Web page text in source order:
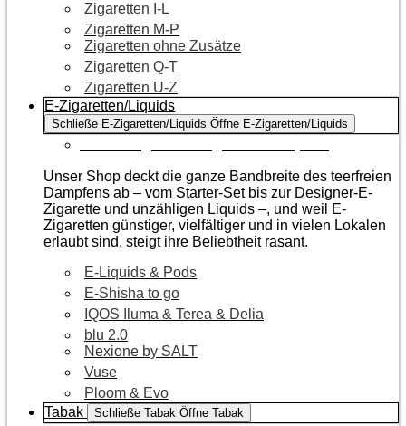
Zigaretten I-L
Zigaretten M-P
Zigaretten ohne Zusätze
Zigaretten Q-T
Zigaretten U-Z
E-Zigaretten/Liquids
Schließe E-Zigaretten/Liquids Öffne E-Zigaretten/Liquids
Unser Shop deckt die ganze Bandbreite des teerfreien
Dampfens ab – vom Starter-Set bis zur Designer-E-
Zigarette und unzähligen Liquids –, und weil E-
Zigaretten günstiger, vielfältiger und in vielen Lokalen
erlaubt sind, steigt ihre Beliebtheit rasant.
E-Liquids & Pods
E-Shisha to go
IQOS Iluma & Terea & Delia
blu 2.0
Nexione by SALT
Vuse
Ploom & Evo
Tabak
Schließe Tabak Öffne Tabak